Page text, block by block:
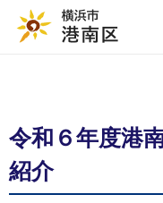
令和６年度港
紹介